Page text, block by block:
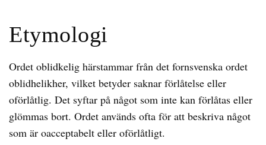
Etymologi
Ordet oblidkelig härstammar från det fornsvenska ordet
oblidhelikher, vilket betyder saknar förlåtelse eller
oförlåtlig. Det syftar på något som inte kan förlåtas eller
glömmas bort. Ordet används ofta för att beskriva något
som är oacceptabelt eller oförlåtligt.